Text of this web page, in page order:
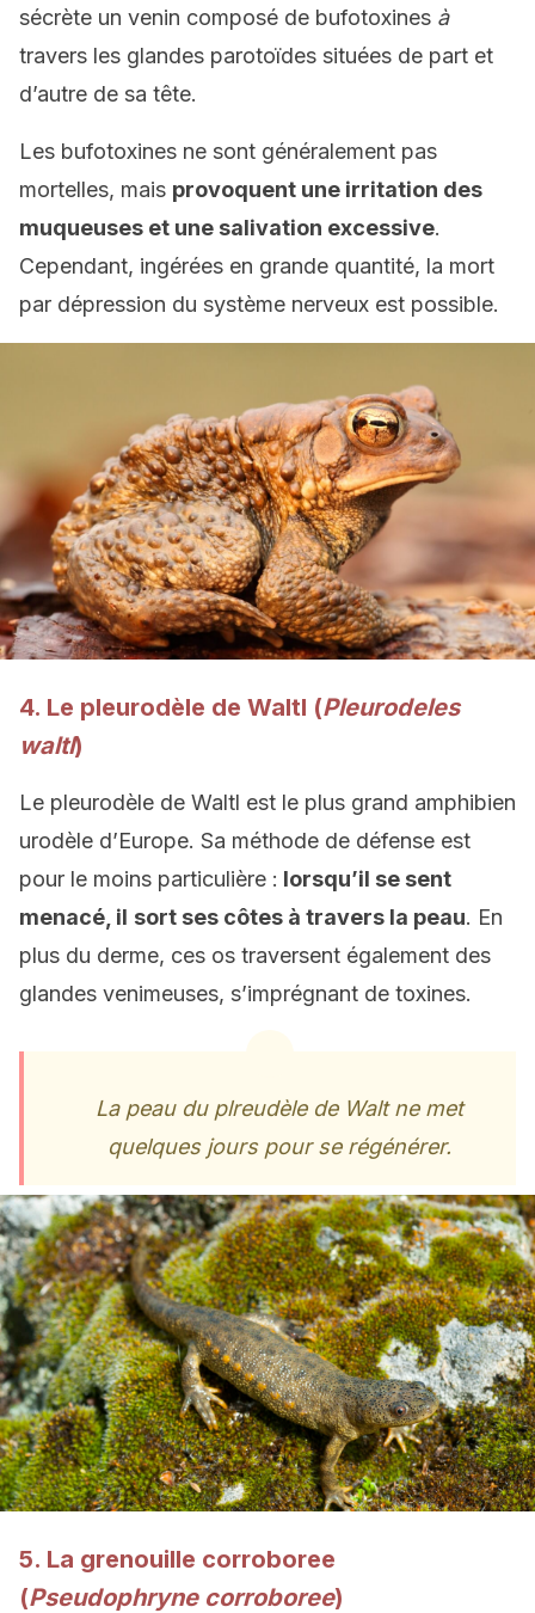
sécrète un venin composé de bufotoxines à
travers les glandes parotoïdes situées de part et
d’autre de sa tête.
Les bufotoxines ne sont généralement pas
mortelles, mais provoquent une irritation des
muqueuses et une salivation excessive.
Cependant, ingérées en grande quantité, la mort
par dépression du système nerveux est possible.
4. Le pleurodèle de Waltl (Pleurodeles
waltl)
Le pleurodèle de Waltl est le plus grand amphibien
urodèle d’Europe. Sa méthode de défense est
pour le moins particulière : lorsqu’il se sent
menacé, il sort ses côtes à travers la peau. En
plus du derme, ces os traversent également des
glandes venimeuses, s’imprégnant de toxines.
La peau du plreudèle de Walt ne met
quelques jours pour se régénérer.
5. La grenouille corroboree
(Pseudophryne corroboree)